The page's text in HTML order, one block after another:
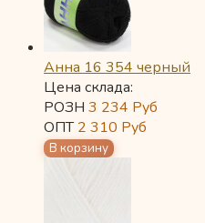
Анна 16 354 черный
Цена склада:
РОЗН 3 234 Руб
ОПТ2 310 Руб